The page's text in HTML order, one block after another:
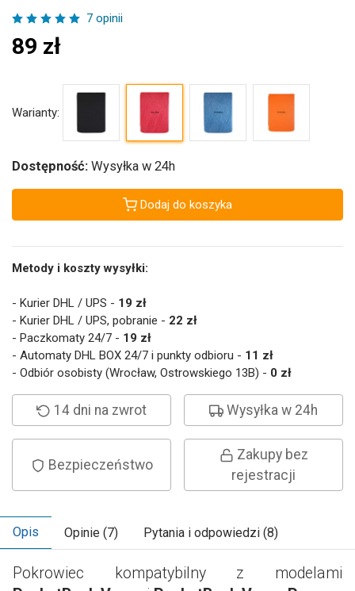
7 opinii
89 zł
Warianty:
Dostępność: Wysyłka w 24h
Dodaj do koszyka
Metody i koszty wysyłki:
- Kurier DHL / UPS - 19 zł
- Kurier DHL / UPS, pobranie - 22 zł
- Paczkomaty 24/7 - 19 zł
- Automaty DHL BOX 24/7 i punkty odbioru - 11 zł
- Odbiór osobisty (Wrocław, Ostrowskiego 13B) - 0 zł
14 dni na zwrot Wysyłka w 24h
Bezpieczeństwo
Zakupy bez
rejestracji
Opis Opinie (7) Pytania i odpowiedzi (8)
Pokrowiec kompatybilny z modelami